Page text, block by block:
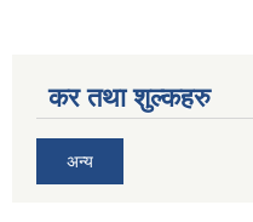
कर तथा शुल्कहरु
अन्य